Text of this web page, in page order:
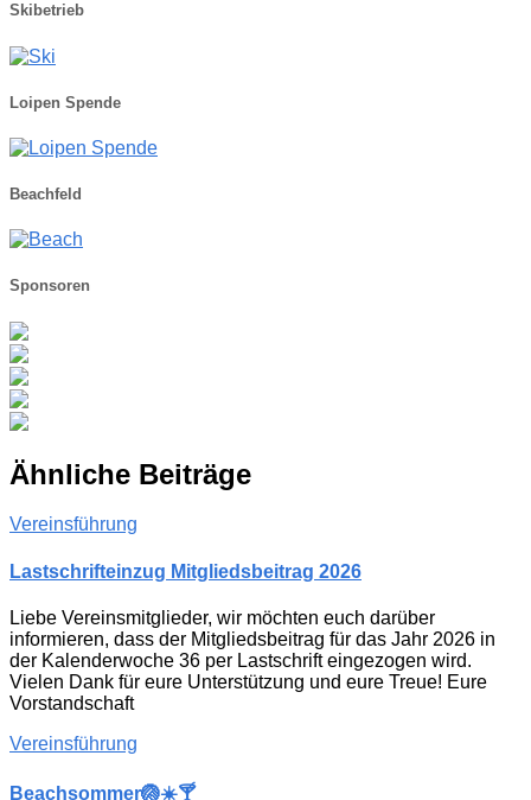
Skibetrieb
Loipen Spende
Beachfeld
Sponsoren
Ähnliche Beiträge
Vereinsführung
Lastschrifteinzug Mitgliedsbeitrag 2026
Liebe Vereinsmitglieder, wir möchten euch darüber
informieren, dass der Mitgliedsbeitrag für das Jahr 2026 in
der Kalenderwoche 36 per Lastschrift eingezogen wird.
Vielen Dank für eure Unterstützung und eure Treue! Eure
Vorstandschaft
Vereinsführung
Beachsommer🏐☀️🍸